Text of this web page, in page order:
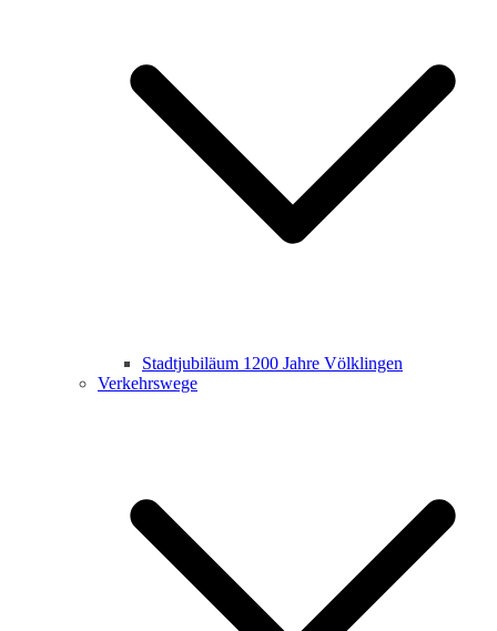
Stadtjubiläum 1200 Jahre Völklingen
Verkehrswege